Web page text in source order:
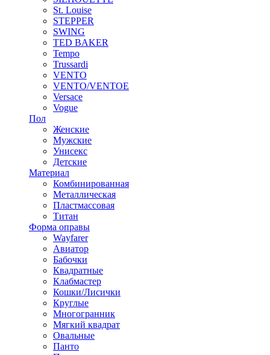
St. Louise
STEPPER
SWING
TED BAKER
Tempo
Trussardi
VENTO
VENTO/VENTOE
Versace
Vogue
Пол
Женские
Мужские
Унисекс
Детские
Материал
Комбинированная
Металлическая
Пластмассовая
Титан
Форма оправы
Wayfarer
Авиатор
Бабочки
Квадратные
Клабмастер
Кошки/Лисички
Круглые
Многогранник
Мягкий квадрат
Овальные
Панто